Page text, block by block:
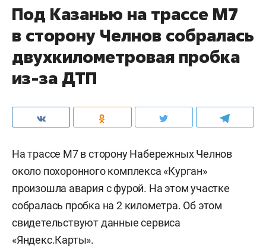
Под Казанью на трассе М7
в сторону Челнов собралась
двухкилометровая пробка
из-за ДТП
На трассе М7 в сторону Набережных Челнов
около похоронного комплекса «Курган»
произошла авария с фурой. На этом участке
собралась пробка на 2 километра. Об этом
свидетельствуют данные сервиса
«Яндекс.Карты».